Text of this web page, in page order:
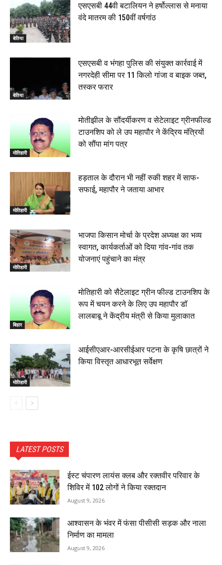
बेतिया
एसएसबी 44वी बटालियन ने हर्षोल्लास से मनाया
वंदे मातरम की 150वीं वर्षगांठ
बेतिया
एसएसबी व भंगहा पुलिस की संयुक्त कार्रवाई में
नगरदेही सीमा पर 11 किलो गांजा व बाइक जब्त,
तस्कर फरार
मोतिहारी
मोतीझील के सौंदर्यीकरण व सेटेलाइट ग्रीनफील्ड
टाउनशिप को ले उप महापौर ने केंद्रिय मंत्रियों
को सौंपा मांग पत्र
मोतिहारी
हड़ताल के दौरान भी नहीं रुकी शहर में साफ-
सफाई, महापौर ने जताया आभार
मोतिहारी
भाजपा किसान मोर्चा के प्रदेश अध्यक्ष का भव्य
स्वागत, कार्यकर्ताओं को दिया गांव-गांव तक
योजनाएं पहुंचाने का मंत्र
बिहार
मोतिहारी को सैटेलाइट ग्रीन फील्ड टाउनशिप के
रूप में चयन करने के लिए उप महापौर डॉ
लालबाबू ने केंद्रीय मंत्री से किया मुलाकात
मोतिहारी
आईसीएआर-आरसीईआर पटना के कृषि छात्रों ने
किया विस्तृत आधारभूत सर्वेक्षण
LATEST POSTS
ईस्ट चंपारण लायंस क्लब और रक्तवीर परिवार के
शिविर में 102 लोगों ने किया रक्तदान
August 9, 2026
आश्वासन के भंवर में फंसा पीसीसी सड़क और नाला
निर्माण का मामला
August 9, 2026